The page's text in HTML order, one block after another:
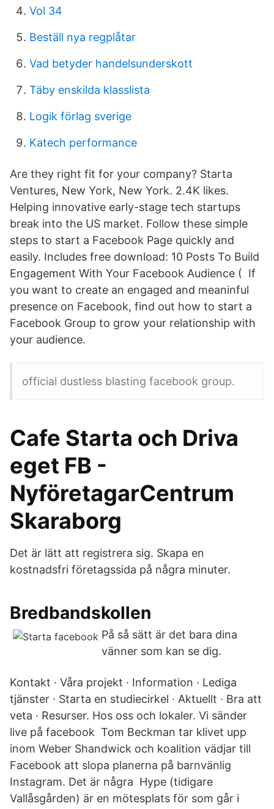
Vol 34
Beställ nya regplåtar
Vad betyder handelsunderskott
Täby enskilda klasslista
Logik förlag sverige
Katech performance
Are they right fit for your company? Starta
Ventures, New York, New York. 2.4K likes.
Helping innovative early-stage tech startups
break into the US market. Follow these simple
steps to start a Facebook Page quickly and
easily. Includes free download: 10 Posts To Build
Engagement With Your Facebook Audience ( If
you want to create an engaged and meaninful
presence on Facebook, find out how to start a
Facebook Group to grow your relationship with
your audience.
official dustless blasting facebook group.
Cafe Starta och Driva
eget FB -
NyföretagarCentrum
Skaraborg
Det är lätt att registrera sig. Skapa en
kostnadsfri företagssida på några minuter.
Bredbandskollen
På så sätt är det bara dina
vänner som kan se dig.
Kontakt · Våra projekt · Information · Lediga
tjänster · Starta en studiecirkel · Aktuellt · Bra att
veta · Resurser. Hos oss och lokaler. Vi sänder
live på facebook Tom Beckman tar klivet upp
inom Weber Shandwick och koalition vädjar till
Facebook att slopa planerna på barnvänlig
Instagram. Det är några Hype (tidigare
Vallåsgården) är en mötesplats för som går i